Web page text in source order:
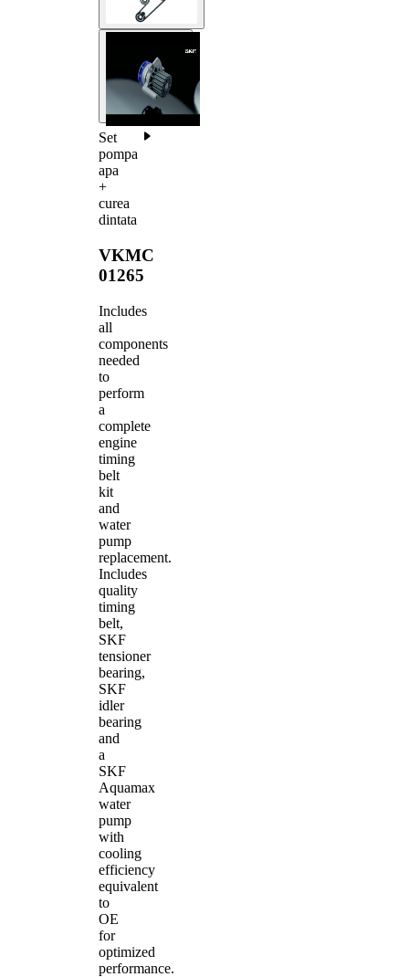
Set
pompa
apa
+
curea
dintata
VKMC
01265
Includes
all
components
needed
to
perform
a
complete
engine
timing
belt
kit
and
water
pump
replacement.
Includes
quality
timing
belt,
SKF
tensioner
bearing,
SKF
idler
bearing
and
a
SKF
Aquamax
water
pump
with
cooling
efficiency
equivalent
to
OE
for
optimized
performance.